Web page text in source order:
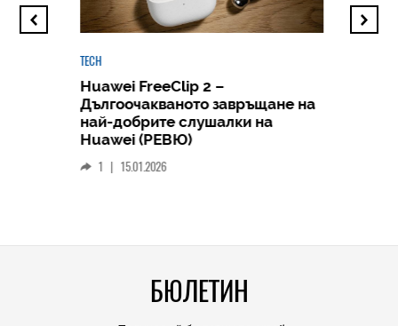
TECH
Huawei FreeClip 2 –
Дългоочакваното завръщане на
най-добрите слушалки на
Huawei (РЕВЮ)
1 15.01.2026
БЮЛЕТИН